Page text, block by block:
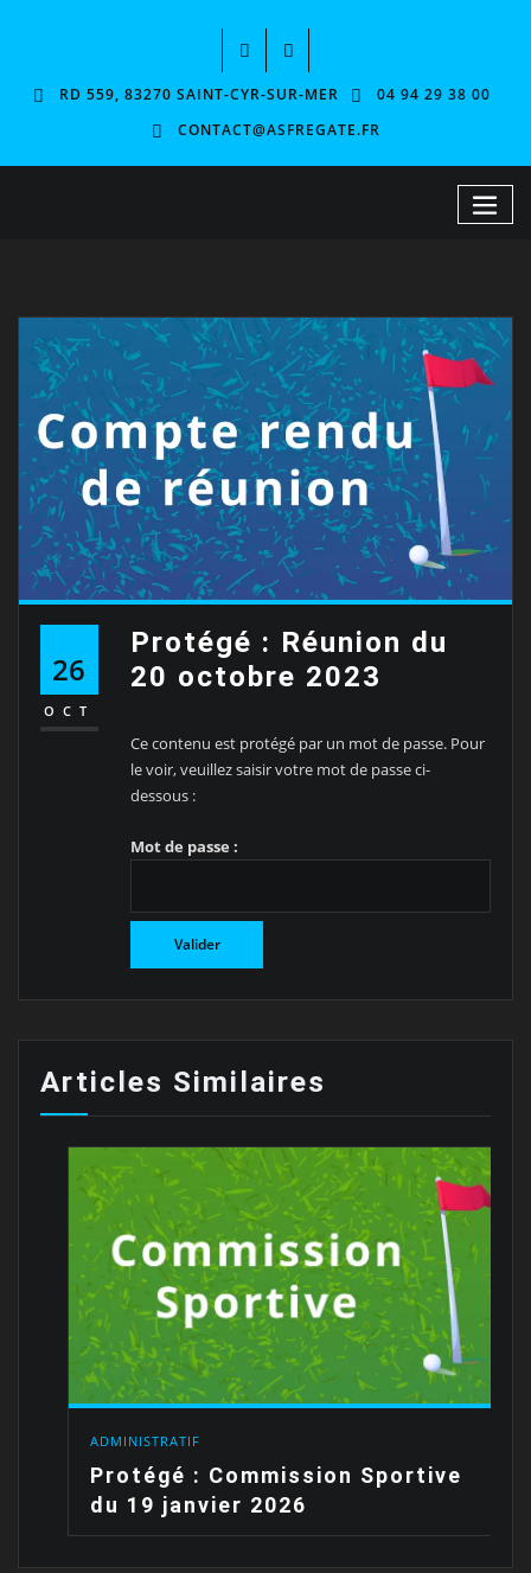
RD 559, 83270 SAINT-CYR-SUR-MER
04 94 29 38 00
CONTACT@ASFREGATE.FR
26
OCT
Protégé : Réunion du
20 octobre 2023
Ce contenu est protégé par un mot de passe. Pour
le voir, veuillez saisir votre mot de passe ci-
dessous :
Mot de passe :
Articles Similaires
ADMINISTRATIF
Protégé : Commission Sportive
du 19 janvier 2026